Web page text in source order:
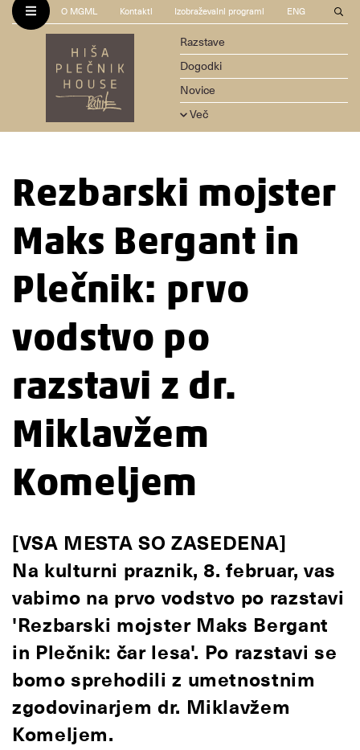
O MGML Kontakti Izobraževalni programi ENG
Razstave
Dogodki
Novice
Več
Rezbarski mojster
Maks Bergant in
Plečnik: prvo
vodstvo po
razstavi z dr.
Miklavžem
Komeljem
[VSA MESTA SO ZASEDENA]
Na kulturni praznik, 8. februar, vas
vabimo na prvo vodstvo po razstavi
'Rezbarski mojster Maks Bergant
in Plečnik: čar lesa'. Po razstavi se
bomo sprehodili z umetnostnim
zgodovinarjem dr. Miklavžem
Komeljem.